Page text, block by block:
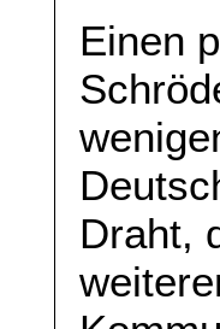
Einen
Draht,